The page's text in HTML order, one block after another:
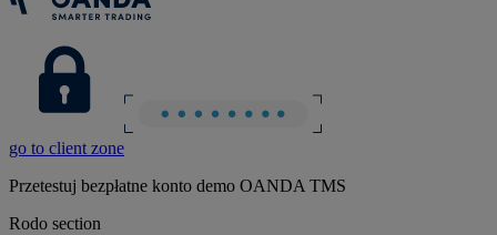
go to client zone
Przetestuj bezpłatne konto demo OANDA TMS
Rodo section